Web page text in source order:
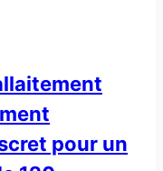
pour un